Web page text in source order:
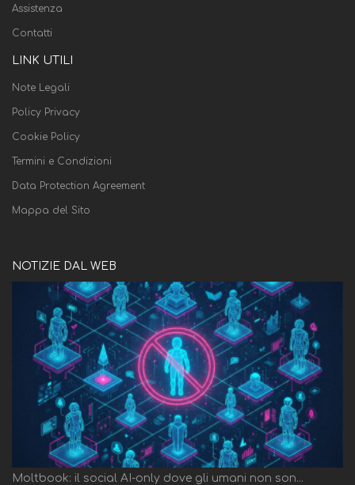
Assistenza
Contatti
LINK UTILI
Note Legali
Policy Privacy
Cookie Policy
Termini e Condizioni
Data Protection Agreement
Mappa del Sito
NOTIZIE DAL WEB
Moltbook: il social AI-only dove gli umani non son...